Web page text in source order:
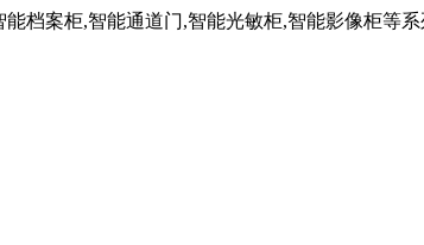
档案柜,智能通道门,智能光敏柜,智能影像柜等